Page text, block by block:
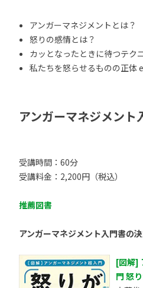
アンガーマネジメントとは？
怒りの感情とは？
カッとなったときに待つテク
私たちを怒らせるものの正体
アンガーマネジメント
受講時間：60分
受講料金：2,200円（税込）
推薦図書
アンガーマネジメント入門書の
[図解]
門 怒